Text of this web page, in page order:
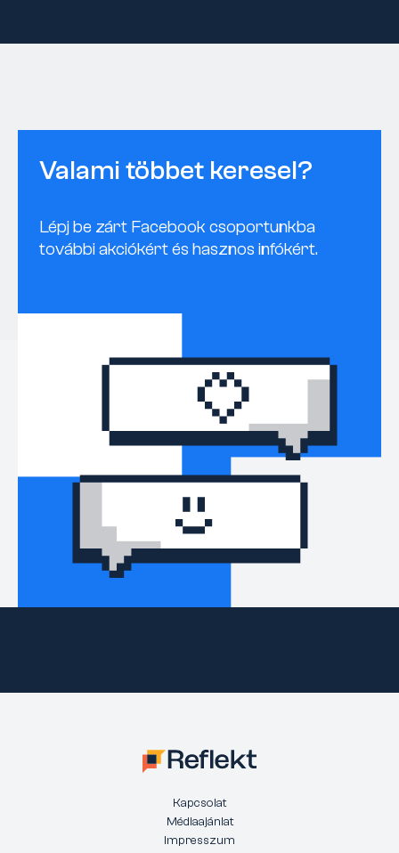
Valami többet keresel?
Lépj be zárt Facebook csoportunkba
további akciókért és hasznos infókért.
Kapcsolat
Médiaajánlat
Impresszum